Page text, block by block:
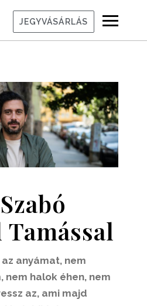
JEGYVÁSÁRLÁS
anyámat, nem
nem halok éhen, nem
az, ami majd